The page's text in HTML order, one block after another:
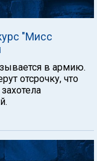
"Мисс
в армию.
отсрочку, что